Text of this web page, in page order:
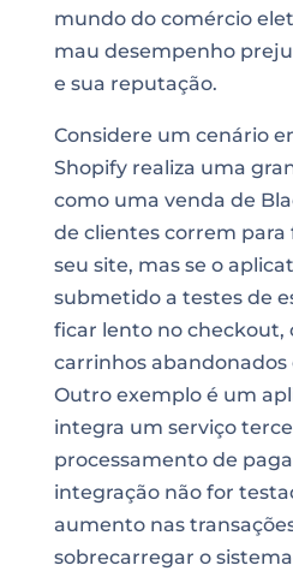
mundo do comércio
mau desempenho
e sua reputação.
Considere um cenário
Shopify realiza uma
como uma venda de
de clientes correm para
seu site, mas se o
submetido a testes de
ficar lento no checkout,
carrinhos abandonados
Outro exemplo é um
integra um serviço
processamento de
integração não for
aumento nas
sobrecarregar o